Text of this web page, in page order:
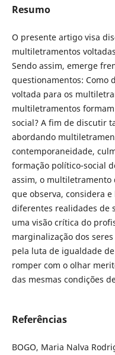
Resumo
O presente artigo visa
multiletramentos
Sendo assim, emerge
questionamentos: Como
voltada para os
multiletramentos
social? A fim de discutir
abordando
contemporaneidade,
formação político-social
assim, o
que observa, considera
diferentes realidades de
uma visão crítica do
marginalização dos
pela luta de igualdade
romper com o olhar
das mesmas condições
Referências
BOGO, Maria Nalva